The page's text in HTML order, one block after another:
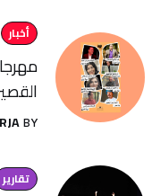
أخبار
مهرجان السينما
القصيرة في
BY
ALFURJA 3 أغسطس، 2026